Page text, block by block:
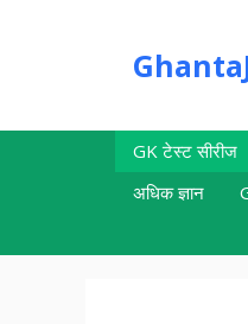
GK टेस्ट सीरीज
अधिक ज्ञान